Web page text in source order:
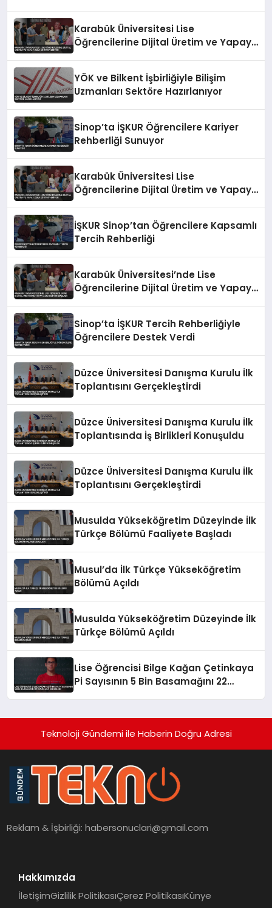
Karabük Üniversitesi Lise
Öğrencilerine Dijital Üretim ve Yapay
YÖK ve Bilkent İşbirliğiyle Bilişim
Uzmanları Sektöre Hazırlanıyor
Sinop’ta İŞKUR Öğrencilere Kariyer
Rehberliği Sunuyor
Karabük Üniversitesi Lise
Öğrencilerine Dijital Üretim ve Yapay
İŞKUR Sinop’tan Öğrencilere Kapsamlı
Tercih Rehberliği
Karabük Üniversitesi’nde Lise
Öğrencilerine Dijital Üretim ve Yapay
Sinop’ta İŞKUR Tercih Rehberliğiyle
Öğrencilere Destek Verdi
Düzce Üniversitesi Danışma Kurulu İlk
Toplantısını Gerçekleştirdi
Düzce Üniversitesi Danışma Kurulu İlk
Toplantısında İş Birlikleri Konuşuldu
Düzce Üniversitesi Danışma Kurulu İlk
Toplantısını Gerçekleştirdi
Musulda Yükseköğretim Düzeyinde İlk
Türkçe Bölümü Faaliyete Başladı
Musul’da İlk Türkçe Yükseköğretim
Bölümü Açıldı
Musulda Yükseköğretim Düzeyinde İlk
Türkçe Bölümü Açıldı
Lise Öğrencisi Bilge Kağan Çetinkaya
Pi Sayısının 5 Bin Basamağını 22
Teknoloji Gündemi ile Haberin Doğru Adresi
Reklam & İşbirliği:habersonuclari@gmail.com
Hakkımızda
İletişimGizlilik PolitikasıÇerez PolitikasıKünye